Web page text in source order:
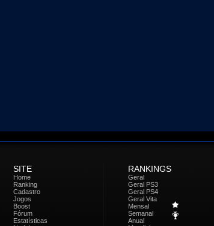
SITE RANKINGS
Home
Ranking
Cadastro
Jogos
Boost
Fórum
Estatísticas
Geral
Geral PS3
Geral PS4
Geral Vita
Mensal
Semanal
Anual